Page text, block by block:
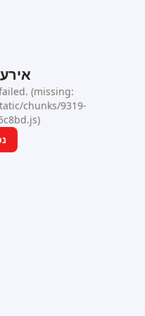
אירעה
9319 failed. (missing:
_next/static/chunks/9319-